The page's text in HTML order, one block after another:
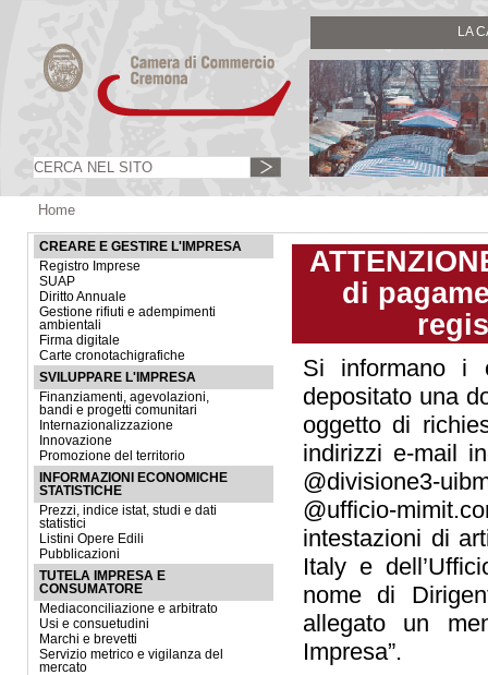
LA
Home
CREARE E GESTIRE L'IMPRESA
Registro Imprese
SUAP
Diritto Annuale
Gestione rifiuti e adempimenti
ambientali
Firma digitale
Carte cronotachigrafiche
SVILUPPARE L'IMPRESA
Finanziamenti, agevolazioni,
bandi e progetti comunitari
Internazionalizzazione
Innovazione
Promozione del territorio
INFORMAZIONI ECONOMICHE
STATISTICHE
Prezzi, indice istat, studi e dati
statistici
Listini Opere Edili
Pubblicazioni
TUTELA IMPRESA E
CONSUMATORE
Mediaconciliazione e arbitrato
Usi e consuetudini
Marchi e brevetti
Servizio metrico e vigilanza del
mercato
di
Si informano i
depositato una
oggetto di
indirizzi e‐mail
intestazioni di
Italy e
nome di
allegato un
Impresa”.